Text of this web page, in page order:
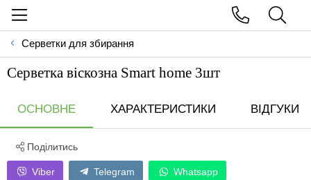
Серветки для збирання
Серветка віскозна Smart home 3шт
ОСНОВНЕ ХАРАКТЕРИСТИКИ ВІДГУКИ
Поділитись
Viber Telegram Whatsapp